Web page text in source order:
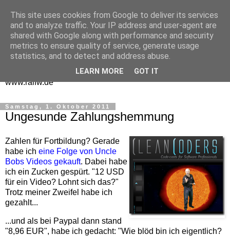
One Man Think Tank
Gedanken
Spontanes und Überlegtes aus meinem "Denkraum" -
www.ralfw.de
Samstag, 1. Oktober 2011
Ungesunde Zahlungshemmung
Zahlen für Fortbildung? Gerade
habe ich eine Folge von Uncle
Bobs Videos gekauft. Dabei habe
ich ein Zucken gespürt. "12 USD
für ein Video? Lohnt sich das?"
Trotz meiner Zweifel habe ich
gezahlt...
...und als bei Paypal dann stand
"8,96 EUR", habe ich gedacht: "Wie blöd bin ich eigentlich?
This site uses cookies from Google to deliver its services
and to analyze traffic. Your IP address and user-agent are
shared with Google along with performance and security
metrics to ensure quality of service, generate usage
statistics, and to detect and address abuse.
LEARN MORE GOT IT